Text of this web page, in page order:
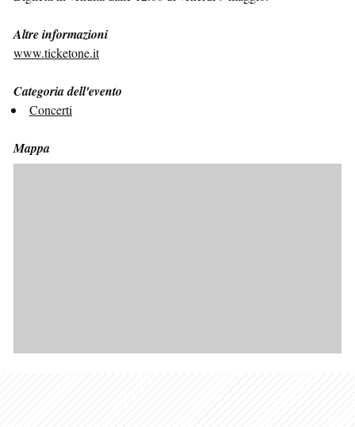
Altre informazioni
www.ticketone.it
Categoria dell'evento
Concerti
Mappa